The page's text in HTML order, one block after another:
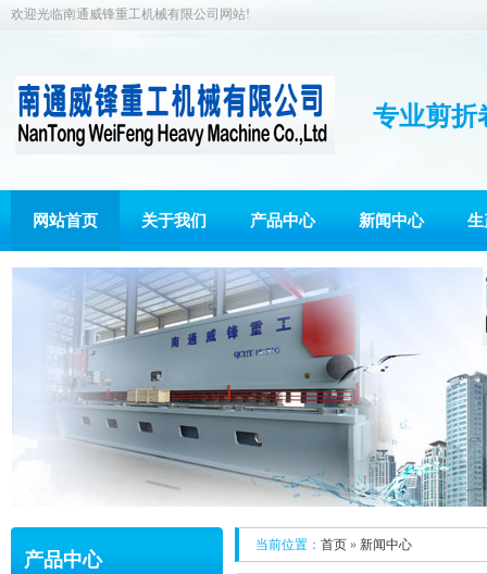
欢迎光临南通威锋重工机械有限公司网站!
专业剪折
网站首页 关于我们 产品中心 新闻中心 生
产品中心
当前位置： 首页 » 新闻中心